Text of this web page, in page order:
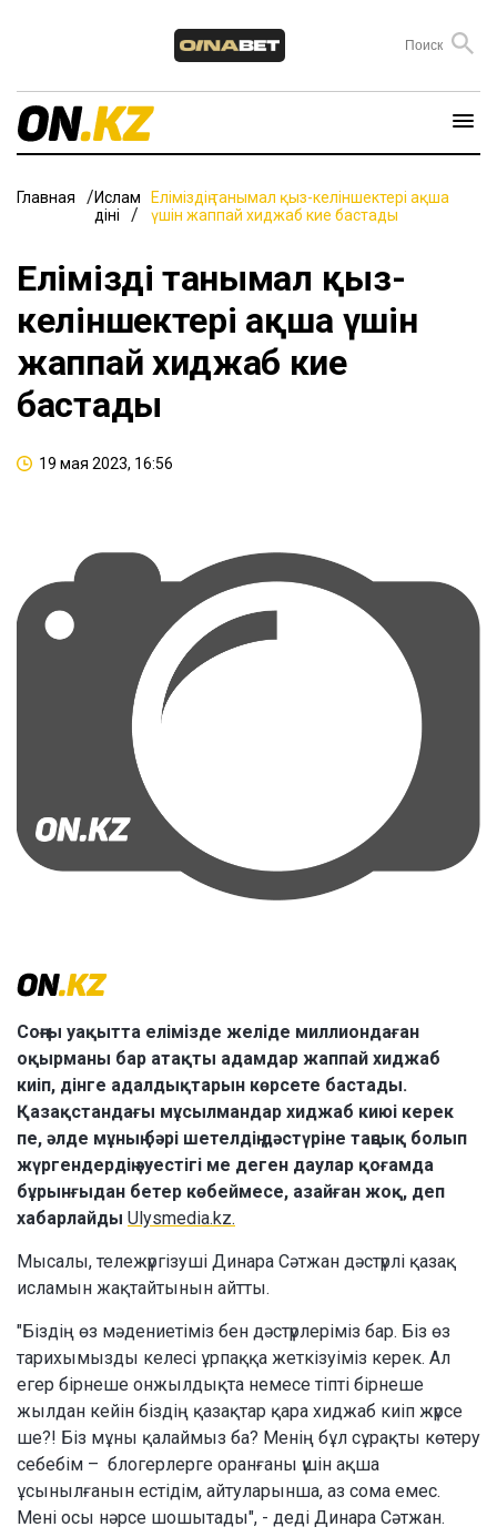
Главная
Ислам
діні
Еліміздің танымал қыз-келіншектері ақша
үшін жаппай хиджаб кие бастады
Еліміздің танымал қыз-
келіншектері ақша үшін
жаппай хиджаб кие
бастады
19 мая 2023, 16:56
Соңғы уақытта елімізде желіде миллиондаған
оқырманы бар атақты адамдар жаппай хиджаб
киіп, дінге адалдықтарын көрсете бастады.
Қазақстандағы мұсылмандар хиджаб киюі керек
пе, әлде мұның бәрі шетелдің дәстүріне таңсық болып
жүргендердің әуестігі ме деген даулар қоғамда
бұрынғыдан бетер көбеймесе, азайған жоқ, деп
хабарлайды Ulysmedia.kz.
Мысалы, тележүргізуші Динара Сәтжан дәстүрлі қазақ
исламын жақтайтынын айтты.
"Біздің өз мәдениетіміз бен дәстүрлеріміз бар. Біз өз
тарихымызды келесі ұрпаққа жеткізуіміз керек. Ал
егер бірнеше онжылдықта немесе тіпті бірнеше
жылдан кейін біздің қазақтар қара хиджаб киіп жүрсе
ше?! Біз мұны қалаймыз ба? Менің бұл сұрақты көтеру
себебім – блогерлерге оранғаны үшін ақша
ұсынылғанын естідім, айтуларынша, аз сома емес.
Мені осы нәрсе шошытады", - деді Динара Сәтжан.